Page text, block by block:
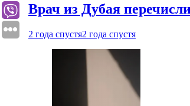
Врач из Дубая
2 года спустя2 года спустя